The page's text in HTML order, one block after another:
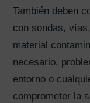
También deben
con sondas,
material
necesario,
entorno o
comprometer la